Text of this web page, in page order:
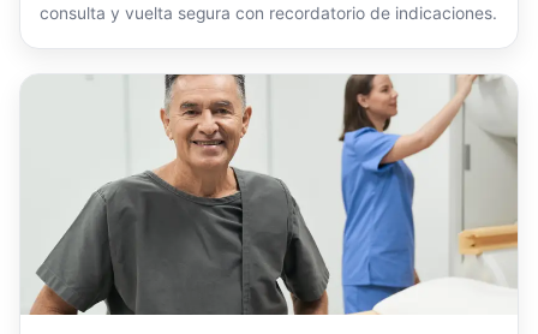
consulta y vuelta segura con recordatorio de indicaciones.